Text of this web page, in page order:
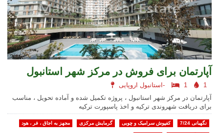
آپارتمان برای فروش در مرکز شهر استانبول
استانبول اروپایی- 1
1
آپارتمان در مرکز شهر استانبول ، پروژه تکمیل شده و آماده تحویل ، مناسب
برای دریافت شهروندی ترکیه و اخذ پاسپورت ترکیه
مجهز به اجاق ، فر ، هود گرمایش مرکزی کفپوش سرامیک و چوبی نگهبانی 7/24